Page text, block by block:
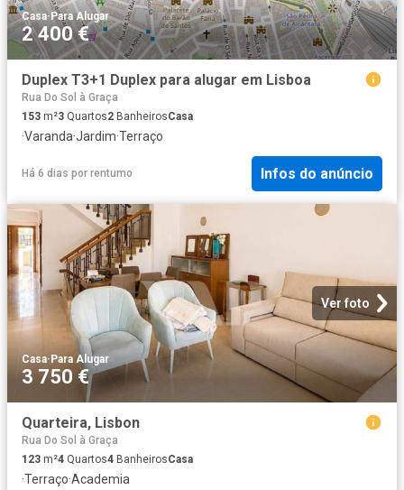
Casa· Para Alugar
2 400 €
Duplex T3+1 Duplex para alugar em Lisboa
Rua Do Sol à Graça
153 m²3 Quartos2 BanheirosCasa
·Varanda·Jardim·Terraço
Há 6 dias por rentumo Infos do anúncio
Ver foto
Casa·Para Alugar
3 750 €
Quarteira, Lisbon
Rua Do Sol à Graça
123 m²4 Quartos4 BanheirosCasa
·Terraço·Academia